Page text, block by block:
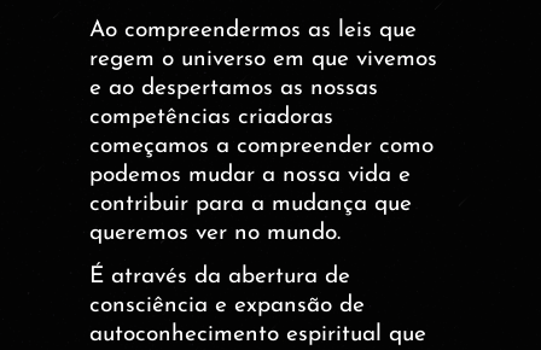
Ao compreendermos as leis que
regem o universo em que vivemos
e ao despertamos as nossas
competências criadoras
começamos a compreender como
podemos mudar a nossa vida e
contribuir para a mudança que
queremos ver no mundo.
É através da abertura de
consciência e expansão de
autoconhecimento espiritual que